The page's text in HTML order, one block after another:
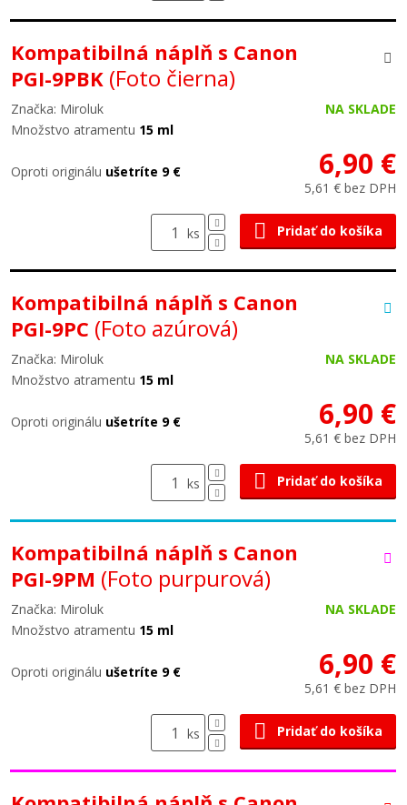
Kompatibilná náplň s Canon
PGI-9PBK (Foto čierna)
Značka: Miroluk
NA SKLADE
Množstvo atramentu 15 ml
Oproti originálu ušetríte 9 € 6,90 €
5,61 € bez DPH
ks Pridať do košíka
Kompatibilná náplň s Canon
PGI-9PC (Foto azúrová)
Značka: Miroluk
NA SKLADE
Množstvo atramentu 15 ml
Oproti originálu ušetríte 9 € 6,90 €
5,61 € bez DPH
ks Pridať do košíka
Kompatibilná náplň s Canon
PGI-9PM (Foto purpurová)
Značka: Miroluk
NA SKLADE
Množstvo atramentu 15 ml
Oproti originálu ušetríte 9 € 6,90 €
5,61 € bez DPH
ks Pridať do košíka